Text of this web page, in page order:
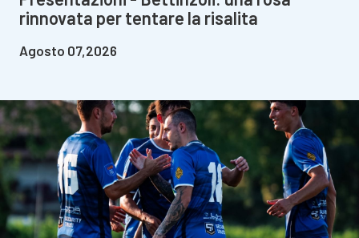
rinnovata per tentare la risalita
Agosto 07,2026